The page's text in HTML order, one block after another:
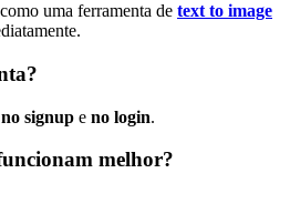
uma ferramenta de text to image
no signup e no login.
melhor?